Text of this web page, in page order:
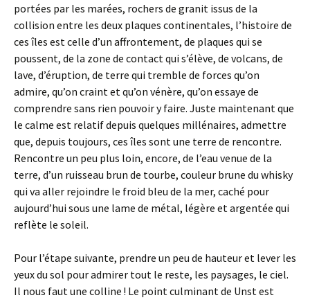
portées par les marées, rochers de granit issus de la
collision entre les deux plaques continentales, l’histoire de
ces îles est celle d’un affrontement, de plaques qui se
poussent, de la zone de contact qui s’élève, de volcans, de
lave, d’éruption, de terre qui tremble de forces qu’on
admire, qu’on craint et qu’on vénère, qu’on essaye de
comprendre sans rien pouvoir y faire. Juste maintenant que
le calme est relatif depuis quelques millénaires, admettre
que, depuis toujours, ces îles sont une terre de rencontre.
Rencontre un peu plus loin, encore, de l’eau venue de la
terre, d’un ruisseau brun de tourbe, couleur brune du whisky
qui va aller rejoindre le froid bleu de la mer, caché pour
aujourd’hui sous une lame de métal, légère et argentée qui
reflète le soleil.
Pour l’étape suivante, prendre un peu de hauteur et lever les
yeux du sol pour admirer tout le reste, les paysages, le ciel.
Il nous faut une colline ! Le point culminant de Unst est